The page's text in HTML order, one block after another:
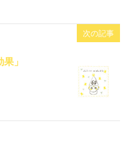
次の記事
」